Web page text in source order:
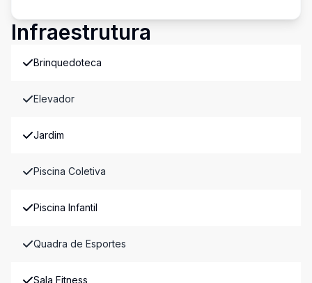
Infraestrutura
Brinquedoteca
Elevador
Jardim
Piscina Coletiva
Piscina Infantil
Quadra de Esportes
Sala Fitness